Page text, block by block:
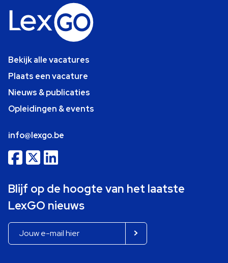
Bekijk alle vacatures
Plaats een vacature
Nieuws & publicaties
Opleidingen & events
info@lexgo.be
Blijf op de hoogte van het laatste
LexGO nieuws